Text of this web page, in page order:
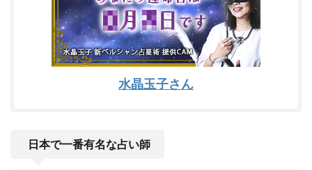
水晶玉子さん
日本で一番有名な占い師